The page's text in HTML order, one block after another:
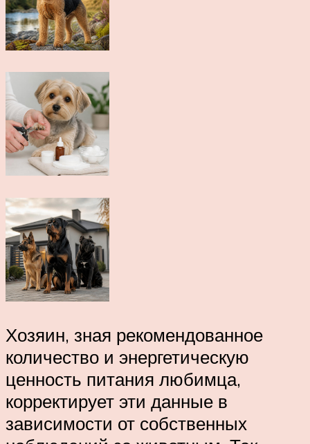
Хозяин, зная рекомендованное
количество и энергетическую
ценность питания любимца,
корректирует эти данные в
зависимости от собственных